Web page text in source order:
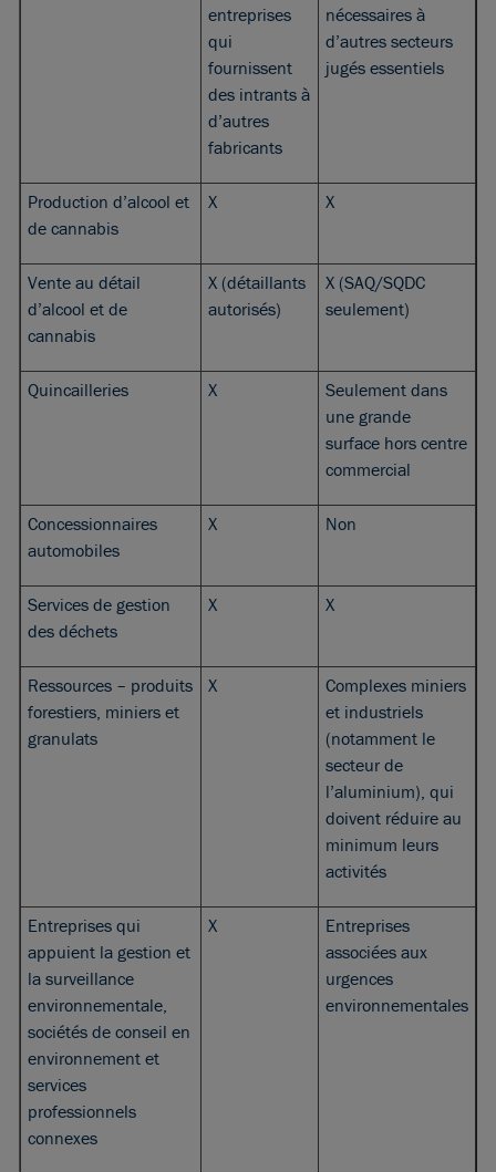
entreprises
qui
fournissent
des intrants à
d’autres
fabricants
nécessaires à
d’autres secteurs
jugés essentiels
Production d’alcool et
de cannabis
X X
Vente au détail
d’alcool et de
cannabis
X (détaillants
autorisés)
X (SAQ/SQDC
seulement)
Quincailleries X
Seulement dans
une grande
surface hors centre
commercial
Concessionnaires
automobiles
X Non
Services de gestion
des déchets
X X
Ressources – produits
forestiers, miniers et
granulats
X
Complexes miniers
et industriels
(notamment le
secteur de
l’aluminium), qui
doivent réduire au
minimum leurs
activités
Entreprises qui
appuient la gestion et
la surveillance
environnementale,
sociétés de conseil en
environnement et
services
professionnels
connexes
X
Entreprises
associées aux
urgences
environnementales